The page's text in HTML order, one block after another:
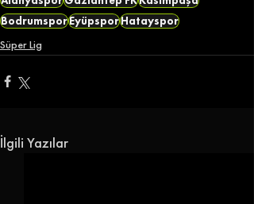
BodrumsporEyüpsporHatayspor
Süper Lig
İlgili Yazılar